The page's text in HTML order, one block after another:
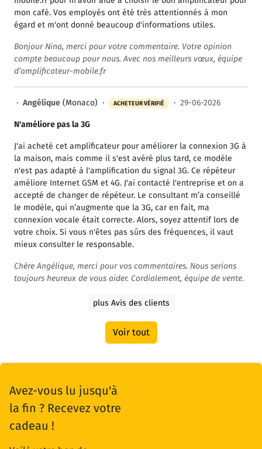
mon café. Vos employés ont été très attentionnés à mon
égard et m'ont donné beaucoup d'informations utiles.
Bonjour Nina, merci pour votre commentaire. Votre opinion
compte beaucoup pour nous. Avec nos meilleurs vœux, équipe
d’amplificateur-mobile.fr
· Angélique (Monaco) · ACHETEUR VÉRIFIÉ · 29-06-2026
N'améliore pas la 3G
J'ai acheté cet amplificateur pour améliorer la connexion 3G à
la maison, mais comme il s'est avéré plus tard, ce modèle
n'est pas adapté à l'amplification du signal 3G. Ce répéteur
améliore Internet GSM et 4G. J'ai contacté l'entreprise et on a
accepté de changer de répéteur. Le consultant m’a conseillé
le modèle, qui n’augmente que la 3G, car en fait, ma
connexion vocale était correcte. Alors, soyez attentif lors de
votre choix. Si vous n'êtes pas sûrs des fréquences, il vaut
mieux consulter le responsable.
Chère Angélique, merci pour vos commentaires. Nous serions
toujours heureux de vous aider. Cordialement, équipe de vente.
plus Avis des clients
Voir tout
Avez-vous lu jusqu'à
la fin ? Recevez votre
cadeau !